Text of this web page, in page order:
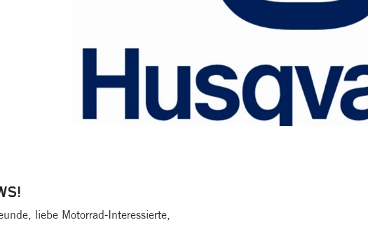
liebe Motorrad-Interessierte,